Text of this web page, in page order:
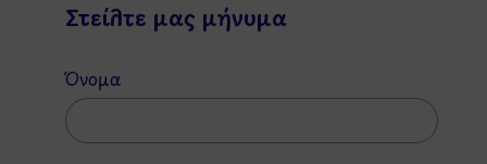
Στείλτε μας μήνυμα
Όνομα